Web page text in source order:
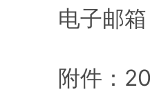
电子邮箱
附件：